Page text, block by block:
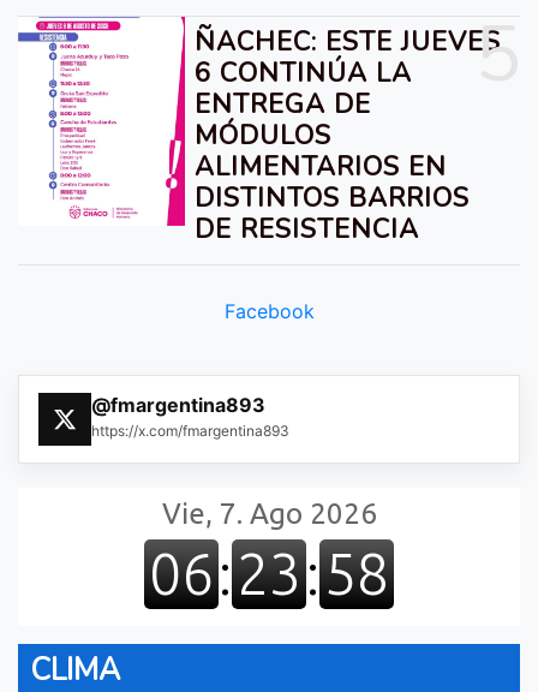
5
ÑACHEC: ESTE JUEVES
6 CONTINÚA LA
ENTREGA DE
MÓDULOS
ALIMENTARIOS EN
DISTINTOS BARRIOS
DE RESISTENCIA
Facebook
@fmargentina893
https://x.com/fmargentina893
CLIMA